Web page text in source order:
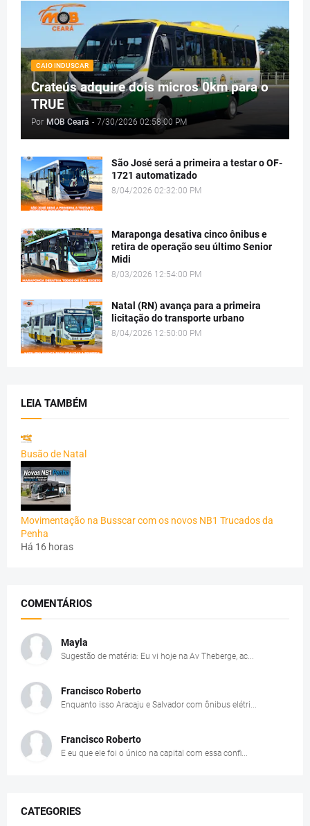
CAIO INDUSCAR
Crateús adquire dois micros 0km para o
TRUE
Por MOB Ceará - 7/30/2026 02:58:00 PM
São José será a primeira a testar o OF-
1721 automatizado
8/04/2026 02:32:00 PM
Maraponga desativa cinco ônibus e
retira de operação seu último Senior
Midi
8/03/2026 12:54:00 PM
Natal (RN) avança para a primeira
licitação do transporte urbano
8/04/2026 12:50:00 PM
LEIA TAMBÉM
Busão de Natal
Movimentação na Busscar com os novos NB1 Trucados da
Penha
Há 16 horas
COMENTÁRIOS
Mayla
Sugestão de matéria: Eu vi hoje na Av Theberge, ac...
Francisco Roberto
Enquanto isso Aracaju e Salvador com ônibus elétri...
Francisco Roberto
E eu que ele foi o único na capital com essa confi...
CATEGORIES